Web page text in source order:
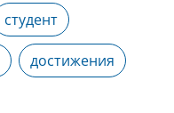
студент
достижения